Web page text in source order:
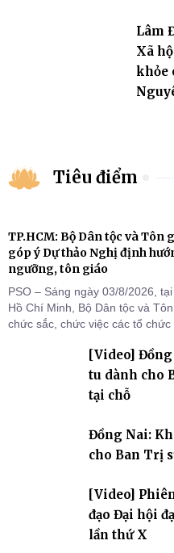
Lâm
Xã
khỏe
Tiêu điểm
TP.HCM: Bộ Dân tộc và Tôn
góp ý Dự thảo Nghị định
ngưỡng, tôn giáo
PSO – Sáng ngày 03/8/2026,
Hồ Chí Minh, Bộ Dân tộc và
chức sắc, chức việc các tổ chức
góp ý hoàn thiện hồ sơ Dự
điều và biện pháp để tổ chức
[Video]
tu dành cho
tại chỗ
Đồng Nai:
cho Ban Trị
[Video]
đạo Đại hội
lần thứ X